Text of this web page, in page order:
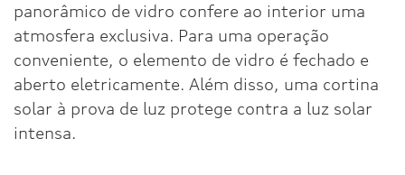
panorâmico de vidro confere ao interior uma
atmosfera exclusiva. Para uma operação
conveniente, o elemento de vidro é fechado e
aberto eletricamente. Além disso, uma cortina
solar à prova de luz protege contra a luz solar
intensa.